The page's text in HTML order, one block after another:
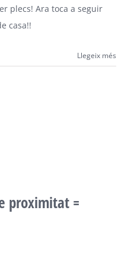
plecs! Ara toca a seguir
casa!!
Llegeix més
proximitat =